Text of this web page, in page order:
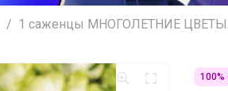
1 саженцы МНОГОЛЕТНИЕ
100%